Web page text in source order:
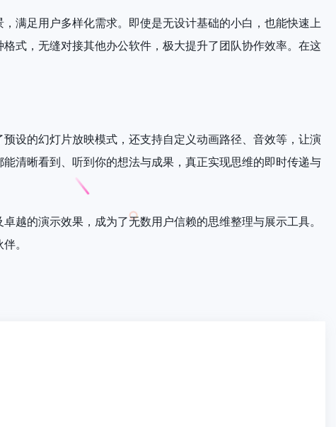
满足用户多样化需求。即使是无设计基础的小白，也能快速上
式，无缝对接其他办公软件，极大提升了团队协作效率。在这
设的幻灯片放映模式，还支持自定义动画路径、音效等，让演
清晰看到、听到你的想法与成果，真正实现思维的即时传递与
越的演示效果，成为了无数用户信赖的思维整理与展示工具。
。